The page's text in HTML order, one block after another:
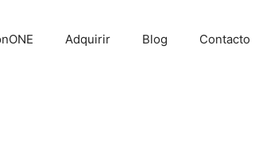
Adquirir Blog Contacto